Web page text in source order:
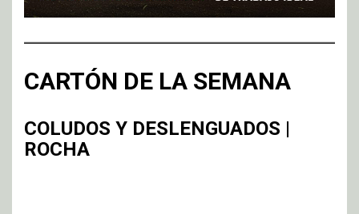
CARTÓN DE LA SEMANA
COLUDOS Y DESLENGUADOS |
ROCHA